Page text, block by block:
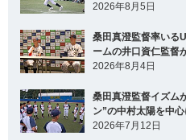
2026年8月5日
桑田真澄監督率いる
ームの井口資仁監督
2026年8月4日
桑田真澄監督イズム
ン”の中村太陽を中
2026年7月12日